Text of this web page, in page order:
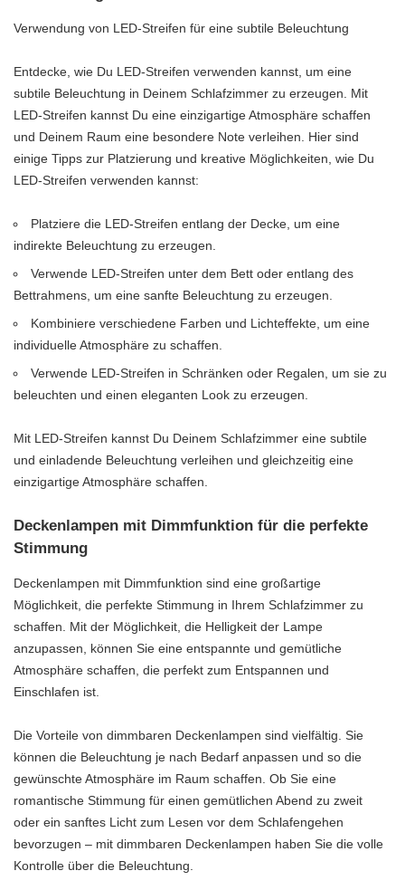
Verwendung von LED-Streifen für eine subtile Beleuchtung
Entdecke, wie Du LED-Streifen verwenden kannst, um eine
subtile Beleuchtung in Deinem Schlafzimmer zu erzeugen. Mit
LED-Streifen kannst Du eine einzigartige Atmosphäre schaffen
und Deinem Raum eine besondere Note verleihen. Hier sind
einige Tipps zur Platzierung und kreative Möglichkeiten, wie Du
LED-Streifen verwenden kannst:
Platziere die LED-Streifen entlang der Decke, um eine
indirekte Beleuchtung zu erzeugen.
Verwende LED-Streifen unter dem Bett oder entlang des
Bettrahmens, um eine sanfte Beleuchtung zu erzeugen.
Kombiniere verschiedene Farben und Lichteffekte, um eine
individuelle Atmosphäre zu schaffen.
Verwende LED-Streifen in Schränken oder Regalen, um sie zu
beleuchten und einen eleganten Look zu erzeugen.
Mit LED-Streifen kannst Du Deinem Schlafzimmer eine subtile
und einladende Beleuchtung verleihen und gleichzeitig eine
einzigartige Atmosphäre schaffen.
Deckenlampen mit Dimmfunktion für die perfekte
Stimmung
Deckenlampen mit Dimmfunktion sind eine großartige
Möglichkeit, die perfekte Stimmung in Ihrem Schlafzimmer zu
schaffen. Mit der Möglichkeit, die Helligkeit der Lampe
anzupassen, können Sie eine entspannte und gemütliche
Atmosphäre schaffen, die perfekt zum Entspannen und
Einschlafen ist.
Die Vorteile von dimmbaren Deckenlampen sind vielfältig. Sie
können die Beleuchtung je nach Bedarf anpassen und so die
gewünschte Atmosphäre im Raum schaffen. Ob Sie eine
romantische Stimmung für einen gemütlichen Abend zu zweit
oder ein sanftes Licht zum Lesen vor dem Schlafengehen
bevorzugen – mit dimmbaren Deckenlampen haben Sie die volle
Kontrolle über die Beleuchtung.